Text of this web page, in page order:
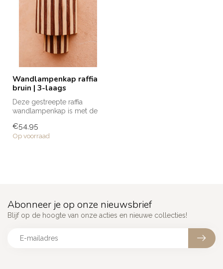
Wandlampenkap raffia
bruin | 3-laags
Deze gestreepte raffia
wandlampenkap is met de
getalenteerd...
€54,95
Op voorraad
Abonneer je op onze nieuwsbrief
Blijf op de hoogte van onze acties en nieuwe collecties!